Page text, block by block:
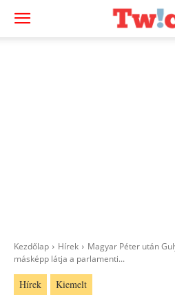
Kezdőlap Hírek
Magyar Péter után
másképp látja a parlamenti...
Hírek Kiemelt